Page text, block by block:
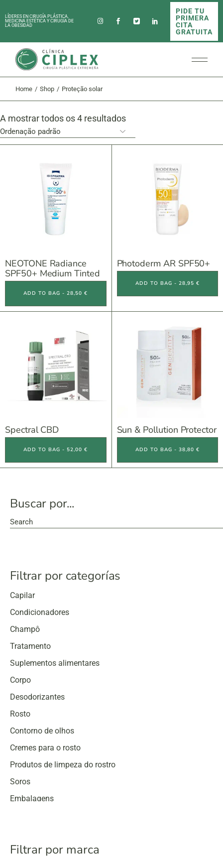
to
theLÍDERES EN CIRUGÍA PLÁSTICA,
MEDICINA ESTÉTICA Y CIRUGÍA DE
LA OBESIDAD
PIDE TU
PRIMERA
CITA
GRATUITA
Home Shop Proteção solar
A mostrar todos os 4 resultados
NEOTONE Radiance
SPF50+ Medium Tinted
ADD TO BAG - 28,50 €
Photoderm AR SPF50+
ADD TO BAG - 28,95 €
Spectral CBD
ADD TO BAG - 52,00 €
Sun & Pollution Protector
ADD TO BAG - 38,80 €
Buscar por...
Search
Filtrar por categorías
Capilar
Condicionadores
Champô
Tratamento
Suplementos alimentares
Corpo
Desodorizantes
Rosto
Contorno de olhos
Cremes para o rosto
Produtos de limpeza do rostro
Soros
Embalagens
Filtrar por marca